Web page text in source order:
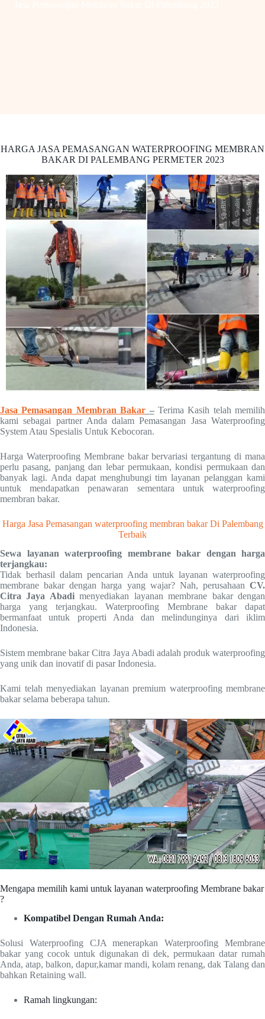
HARGA JASA PEMASANGAN WATERPROOFING MEMBRAN
BAKAR DI PALEMBANG PERMETER 2023
Jasa Pemasangan Membran Bakar –Terima Kasih telah memilih
kami sebagai partner Anda dalam Pemasangan Jasa Waterproofing
System Atau Spesialis Untuk Kebocoran.
Harga Waterproofing Membrane bakar bervariasi tergantung di mana
perlu pasang, panjang dan lebar permukaan, kondisi permukaan dan
banyak lagi. Anda dapat menghubungi tim layanan pelanggan kami
untuk mendapatkan penawaran sementara untuk waterproofing
membran bakar.
Harga Jasa Pemasangan waterproofing membran bakar Di Palembang
Terbaik
Sewa layanan waterproofing membrane bakar dengan harga
terjangkau:
Tidak berhasil dalam pencarian Anda untuk layanan waterproofing
membrane bakar dengan harga yang wajar? Nah, perusahaan CV.
Citra Jaya Abadimenyediakan layanan membrane bakar dengan
harga yang terjangkau. Waterproofing Membrane bakar dapat
bermanfaat untuk properti Anda dan melindunginya dari iklim
Indonesia.
Sistem membrane bakar Citra Jaya Abadi adalah produk waterproofing
yang unik dan inovatif di pasar Indonesia.
Kami telah menyediakan layanan premium waterproofing membrane
bakar selama beberapa tahun.
Mengapa memilih kami untuk layanan waterproofing Membrane bakar
?
Kompatibel Dengan Rumah Anda:
Solusi Waterproofing CJA menerapkan Waterproofing Membrane
bakar yang cocok untuk digunakan di dek, permukaan datar rumah
Anda, atap, balkon, dapur,kamar mandi, kolam renang, dak Talang dan
bahkan Retaining wall.
Ramah lingkungan: